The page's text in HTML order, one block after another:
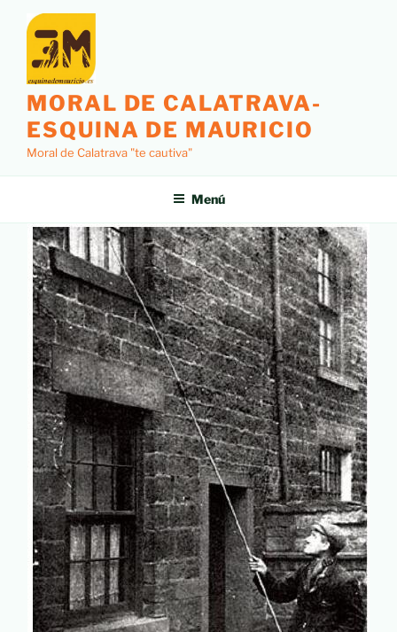
MORAL DE CALATRAVA-
ESQUINA DE MAURICIO
Moral de Calatrava "te cautiva"
Menú